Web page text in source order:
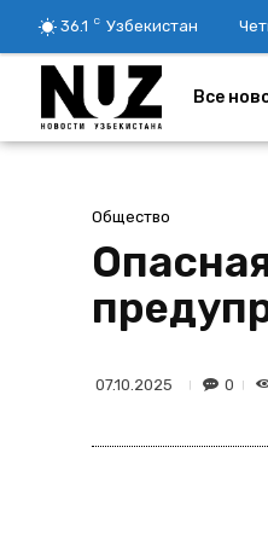
36.1 C Узбекистан
Все
Общество
07.10.2025 0